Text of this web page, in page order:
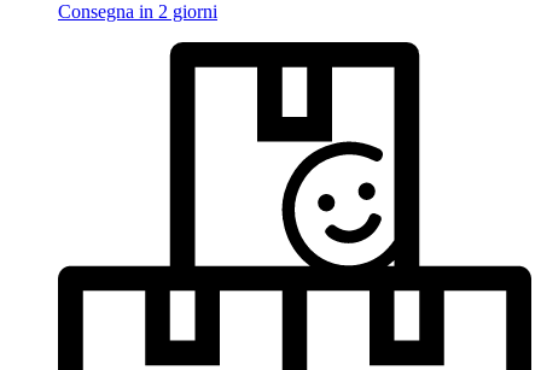
Consegna in 2 giorni